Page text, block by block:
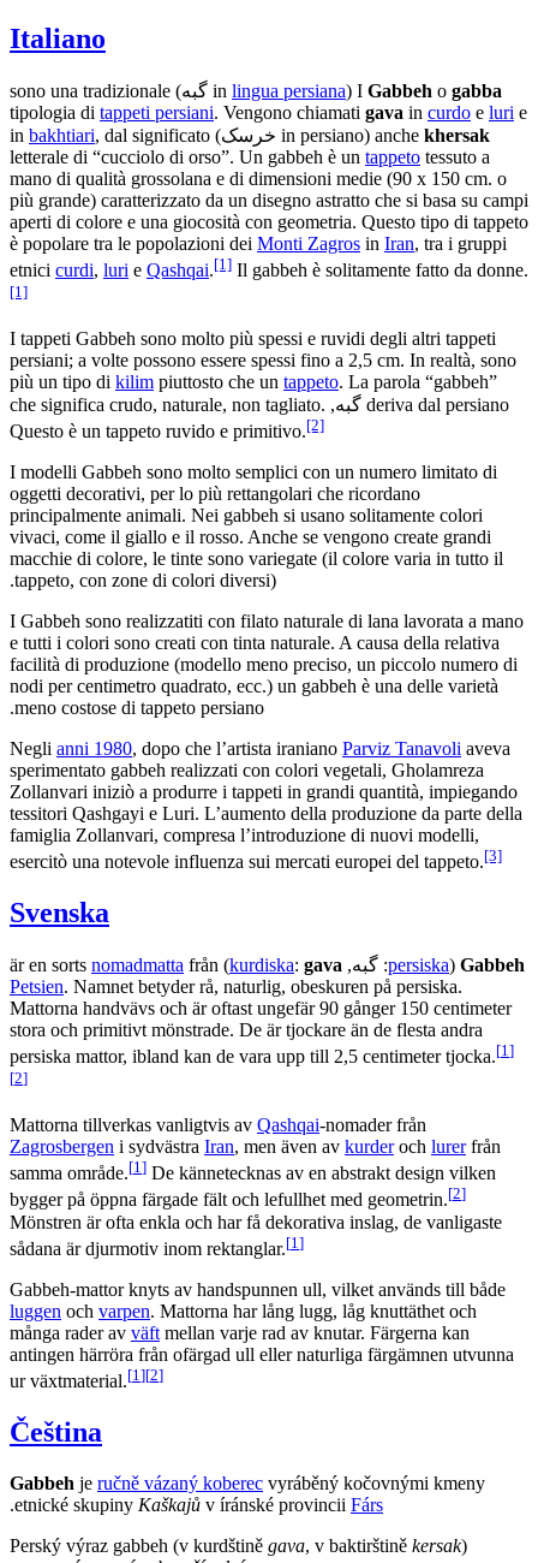
Italiano
I Gabbeh o gabba
(in
lingua persiana
گبه) sono una tradizionale
tipologia di tappeti persiani. Vengono chiamati gava in curdo e luri e
anche khersak (in persiano خرسک) in bakhtiari, dal significato
letterale di “cucciolo di orso”. Un gabbeh è un tappeto tessuto a
mano di qualità grossolana e di dimensioni medie (90 x 150 cm. o
più grande) caratterizzato da un disegno astratto che si basa su campi
aperti di colore e una giocosità con geometria. Questo tipo di tappeto
è popolare tra le popolazioni dei Monti Zagros in Iran, tra i gruppi
etnici curdi, luri e Qashqai.[1] Il gabbeh è solitamente fatto da donne.
[1]
I tappeti Gabbeh sono molto più spessi e ruvidi degli altri tappeti
persiani; a volte possono essere spessi fino a 2,5 cm. In realtà, sono
più un tipo di kilim piuttosto che un tappeto. La parola “gabbeh”
deriva dal persiano گبه, che significa crudo, naturale, non tagliato.
Questo è un tappeto ruvido e primitivo.[2]
I modelli Gabbeh sono molto semplici con un numero limitato di
oggetti decorativi, per lo più rettangolari che ricordano
principalmente animali. Nei gabbeh si usano solitamente colori
vivaci, come il giallo e il rosso. Anche se vengono create grandi
macchie di colore, le tinte sono variegate (il colore varia in tutto il
tappeto, con zone di colori diversi).
I Gabbeh sono realizzatiti con filato naturale di lana lavorata a mano
e tutti i colori sono creati con tinta naturale. A causa della relativa
facilità di produzione (modello meno preciso, un piccolo numero di
nodi per centimetro quadrato, ecc.) un gabbeh è una delle varietà
meno costose di tappeto persiano.
Negli anni 1980, dopo che l’artista iraniano Parviz Tanavoli aveva
sperimentato gabbeh realizzati con colori vegetali, Gholamreza
Zollanvari iniziò a produrre i tappeti in grandi quantità, impiegando
tessitori Qashgayi e Luri. L’aumento della produzione da parte della
famiglia Zollanvari, compresa l’introduzione di nuovi modelli,
esercitò una notevole influenza sui mercati europei del tappeto.[3]
Svenska
Gabbeh
(
persiska: گبه, kurdiska: gava
) är en sorts
nomadmatta från
Petsien. Namnet betyder rå, naturlig, obeskuren på persiska.
Mattorna handvävs och är oftast ungefär 90 gånger 150 centimeter
stora och primitivt mönstrade. De är tjockare än de flesta andra
persiska mattor, ibland kan de vara upp till 2,5 centimeter tjocka.[1]
[2]
Mattorna tillverkas vanligtvis av Qashqai-nomader från
Zagrosbergen i sydvästra Iran, men även av kurderoch lurerfrån
samma område.[1] De kännetecknas av en abstrakt design vilken
bygger på öppna färgade fält och lefullhet med geometrin.[2]
Mönstren är ofta enkla och har få dekorativa inslag, de vanligaste
sådana är djurmotiv inom rektanglar.[1 ]
Gabbeh-mattor knyts av handspunnen ull, vilket används till både
luggen och varpen. Mattorna har lång lugg, låg knuttäthet och
många rader av väft mellan varje rad av knutar. Färgerna kan
antingen härröra från ofärgad ull eller naturliga färgämnen utvunna
ur växtmaterial.[1 ][2]
Čeština
Gabbeh je ručně vázaný koberec vyráběný kočovnými kmeny
etnické skupiny Kaškajů v íránské provincii Fárs
.
Perský výraz gabbeh (v kurdštině gava, v baktirštině kersak)